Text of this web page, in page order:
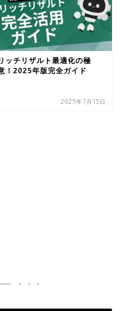
ッチリザルト最適化の極
！2025年版完全ガイド
2025年7月15日